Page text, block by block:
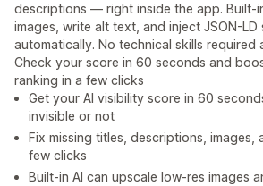
descriptions — right inside the app. Built-
images, write alt text, and inject JSON-LD
automatically. No technical skills required
Check your score in 60 seconds and
ranking in a few clicks
Get your AI visibility score in 60
invisible or not
Fix missing titles, descriptions,
few clicks
Built-in AI can upscale low-res images